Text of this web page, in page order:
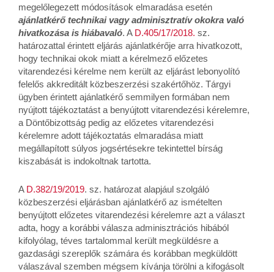
megelőlegezett módosítások elmaradása esetén
ajánlatkérő technikai vagy adminisztratív okokra való
hivatkozása is hiábavaló. A D.405/17/2018. sz.
határozattal érintett eljárás ajánlatkérője arra hivatkozott,
hogy technikai okok miatt a kérelmező előzetes
vitarendezési kérelme nem került az eljárást lebonyolító
felelős akkreditált közbeszerzési szakértőhöz. Tárgyi
ügyben érintett ajánlatkérő semmilyen formában nem
nyújtott tájékoztatást a benyújtott vitarendezési kérelemre,
a Döntőbizottság pedig az előzetes vitarendezési
kérelemre adott tájékoztatás elmaradása miatt
megállapított súlyos jogsértésekre tekintettel bírság
kiszabását is indokoltnak tartotta.
A D.382/19/2019. sz. határozat alapjául szolgáló
közbeszerzési eljárásban ajánlatkérő az ismételten
benyújtott előzetes vitarendezési kérelemre azt a választ
adta, hogy a korábbi válasza adminisztrációs hibából
kifolyólag, téves tartalommal került megküldésre a
gazdasági szereplők számára és korábban megküldött
válaszával szemben mégsem kívánja törölni a kifogásolt